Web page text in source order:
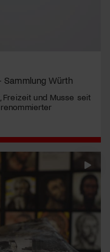
Würth
Freizeit und Musse seit